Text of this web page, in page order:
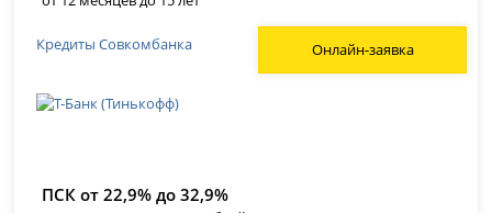
Онлайн-заявка
Кредиты Совкомбанка
ПСК от 22,9% до 32,9%